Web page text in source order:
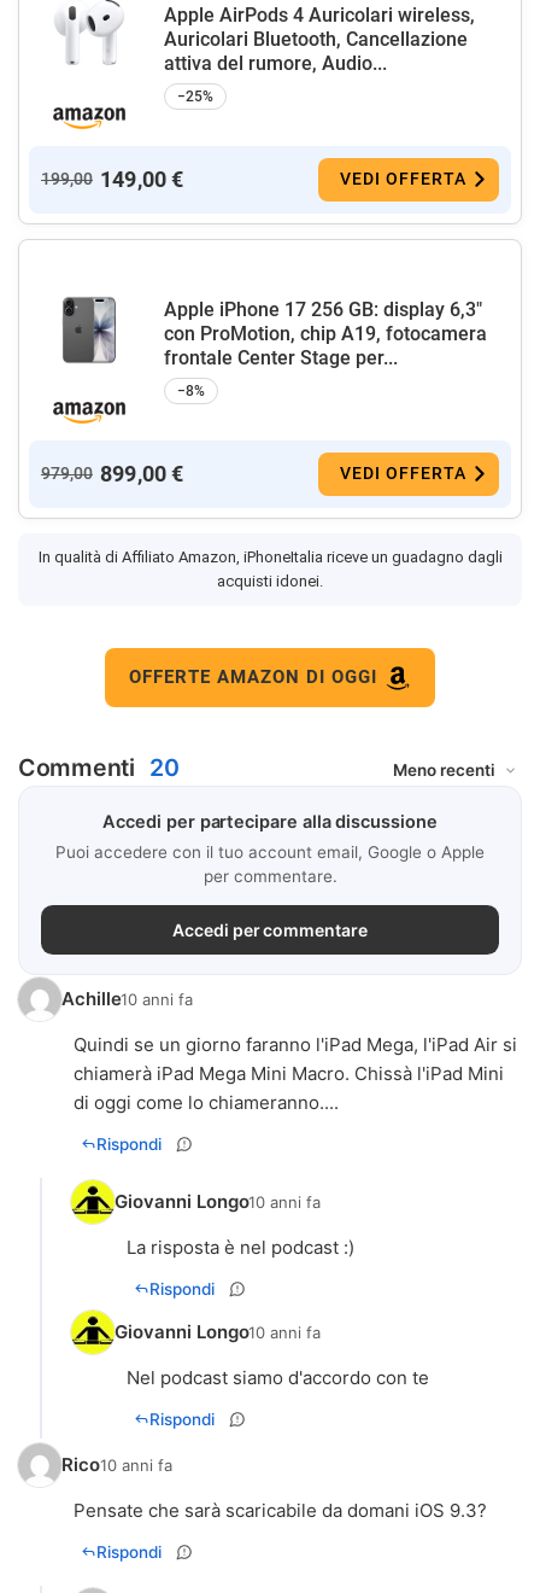
Apple AirPods 4 Auricolari wireless,
Auricolari Bluetooth, Cancellazione
attiva del rumore, Audio...
−25%
199,00 149,00 € VEDI OFFERTA
Apple iPhone 17 256 GB: display 6,3"
con ProMotion, chip A19, fotocamera
frontale Center Stage per...
−8%
979,00 899,00 € VEDI OFFERTA
In qualità di Affiliato Amazon, iPhoneItalia riceve un guadagno dagli
acquisti idonei.
OFFERTE AMAZON DI OGGI
Commenti 20
Accedi per partecipare alla discussione
Puoi accedere con il tuo account email, Google o Apple
per commentare.
Accedi per commentare
Achille10 anni fa
Quindi se un giorno faranno l'iPad Mega, l'iPad Air si
chiamerà iPad Mega Mini Macro. Chissà l'iPad Mini
di oggi come lo chiameranno....
Rispondi
Giovanni Longo10 anni fa
La risposta è nel podcast :)
Rispondi
Giovanni Longo10 anni fa
Nel podcast siamo d'accordo con te
Rispondi
Rico10 anni fa
Pensate che sarà scaricabile da domani iOS 9.3?
Rispondi